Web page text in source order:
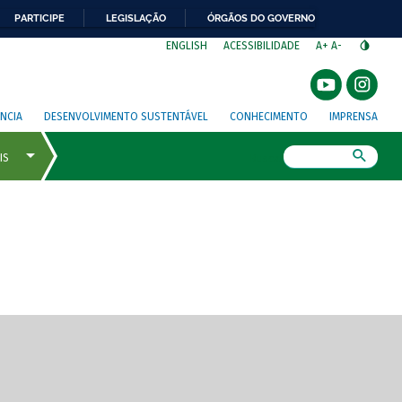
PARTICIPE LEGISLAÇÃO ÓRGÃOS DO GOVERNO
ENGLISH ACESSIBILIDADE A+ A-
DESENVOLVIMENTO SUSTENTÁVEL CONHECIMENTO IMPRENSA
de tela